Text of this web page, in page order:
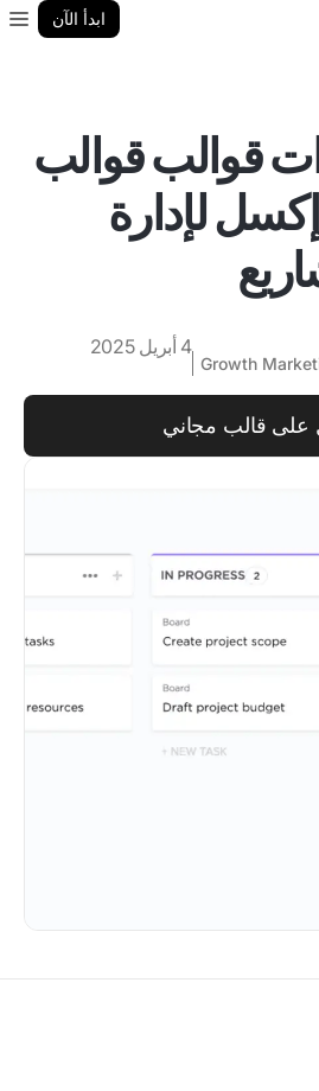
ابدأ الآن
قوالب قوالب
لإدارة
Growth
4 أبريل 2025
قالب مجاني